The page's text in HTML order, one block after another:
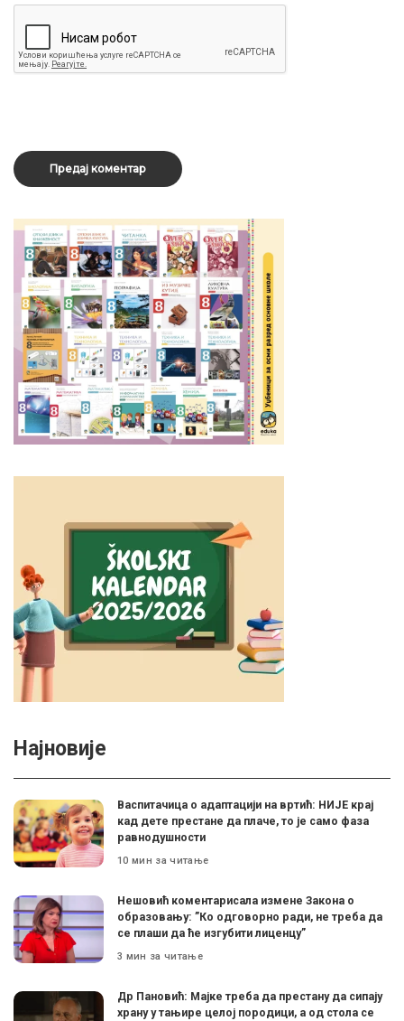
Најновије
Васпитачица о адаптацији на вртић: НИЈЕ крај
кад дете престане да плаче, то је само фаза
равнодушности
10 мин за читање
Нешовић коментарисала измене Закона о
образовању: ”Ко одговорно ради, не треба да
се плаши да ће изгубити лиценцу”
3 мин за читање
Др Пановић: Мајке треба да престану да сипају
храну у тањире целој породици, а од стола се